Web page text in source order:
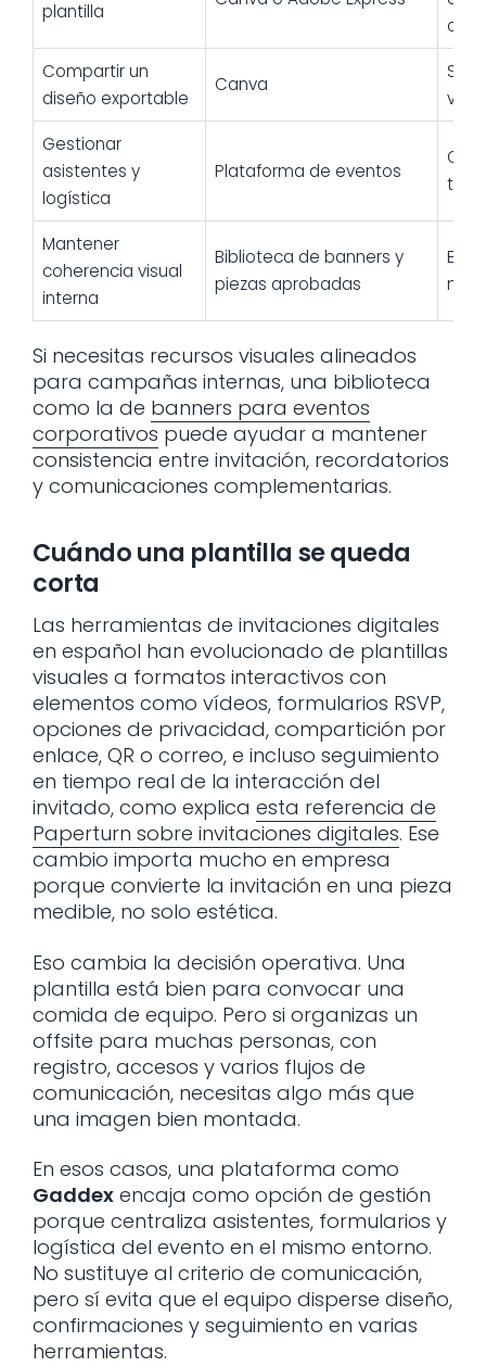
plantilla
Compartir un
diseño exportable
Canva
Si
Gestionar
asistentes y
logística
Plataforma de eventos
Mantener
coherencia visual
interna
Biblioteca de banners y
piezas aprobadas
Si necesitas recursos visuales alineados
para campañas internas, una biblioteca
como la de banners para eventos
corporativos puede ayudar a mantener
consistencia entre invitación, recordatorios
y comunicaciones complementarias.
Cuándo una plantilla se queda
corta
Las herramientas de invitaciones digitales
en español han evolucionado de plantillas
visuales a formatos interactivos con
elementos como vídeos, formularios RSVP,
opciones de privacidad, compartición por
enlace, QR o correo, e incluso seguimiento
en tiempo real de la interacción del
invitado, como explica esta referencia de
Paperturn sobre invitaciones digitales. Ese
cambio importa mucho en empresa
porque convierte la invitación en una pieza
medible, no solo estética.
Eso cambia la decisión operativa. Una
plantilla está bien para convocar una
comida de equipo. Pero si organizas un
offsite para muchas personas, con
registro, accesos y varios flujos de
comunicación, necesitas algo más que
una imagen bien montada.
En esos casos, una plataforma como
Gaddex encaja como opción de gestión
porque centraliza asistentes, formularios y
logística del evento en el mismo entorno.
No sustituye al criterio de comunicación,
pero sí evita que el equipo disperse diseño,
confirmaciones y seguimiento en varias
herramientas.